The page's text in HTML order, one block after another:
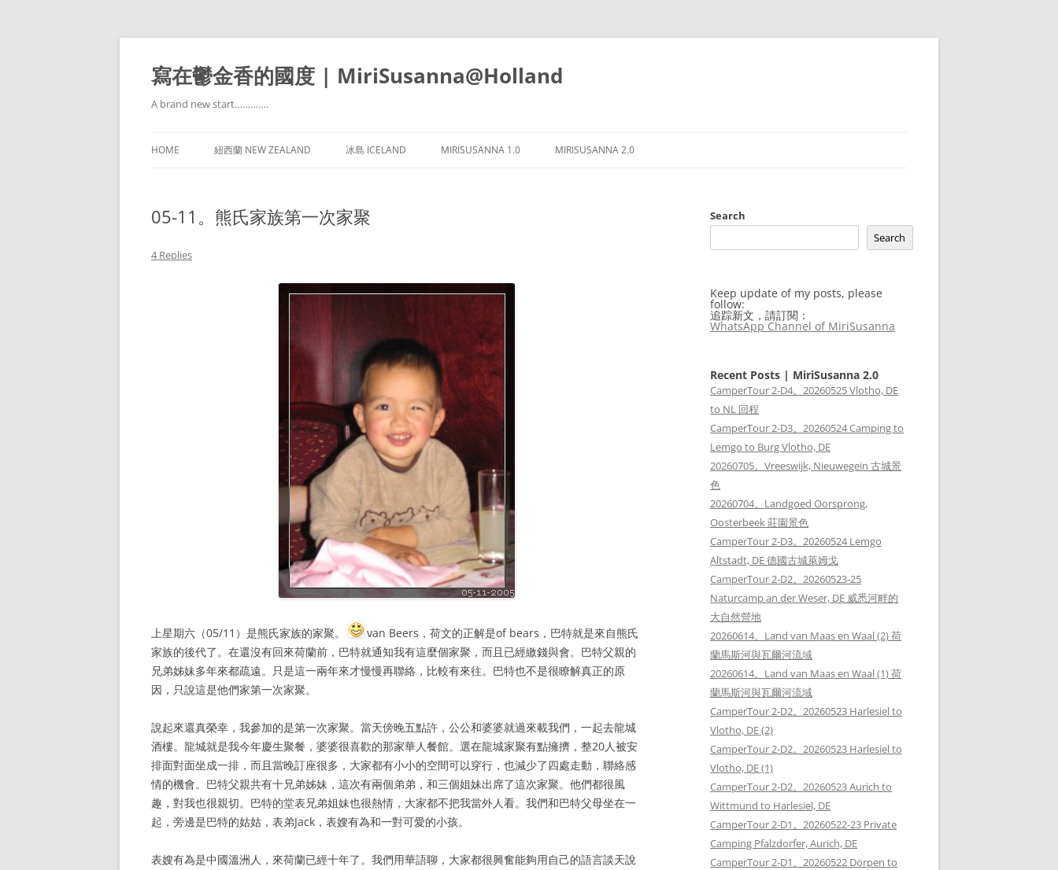
寫在鬱金香的國度 | MiriSusanna@Holland
A brand new start………….
HOME 紐西蘭 NEW ZEALAND 冰島 ICELAND MIRISUSANNA 1.0 MIRISUSANNA 2.0
05-11。熊氏家族第一次家聚
4 Replies
上星期六（05/11）是熊氏家族的家聚。
van Beers，荷文的正解是of bears，巴特就是來自熊氏
家族的後代了。在還沒有回來荷蘭前，巴特就通知我有這麼個家聚，而且已經繳錢與會。巴特父親的
兄弟姊妹多年來都疏遠。只是這一兩年來才慢慢再聯絡，比較有來往。巴特也不是很瞭解真正的原
因，只說這是他們家第一次家聚。
說起來還真榮幸，我參加的是第一次家聚。當天傍晚五點許，公公和婆婆就過來載我們，一起去龍城
酒樓。龍城就是我今年慶生聚餐，婆婆很喜歡的那家華人餐館。選在龍城家聚有點擁擠，整20人被安
排面對面坐成一排，而且當晚訂座很多，大家都有小小的空間可以穿行，也減少了四處走動，聯絡感
情的機會。巴特父親共有十兄弟姊妹，這次有兩個弟弟，和三個姐妹出席了這次家聚。他們都很風
趣，對我也很親切。巴特的堂表兄弟姐妹也很熱情，大家都不把我當外人看。我們和巴特父母坐在一
起，旁邊是巴特的姑姑，表弟Jack，表嫂有為和一對可愛的小孩。
表嫂有為是中國溫洲人，來荷蘭已經十年了。我們用華語聊，大家都很興奮能夠用自己的語言談天說
Search
Search
Keep update of my posts, please
follow:
追踪新文，請訂閱：
WhatsApp Channel of MiriSusanna
Recent Posts | MiriSusanna 2.0
CamperTour 2-D4。20260525 Vlotho, DE
to NL 回程
CamperTour 2-D3。20260524 Camping to
Lemgo to Burg Vlotho, DE
20260705。Vreeswijk, Nieuwegein 古城景
色
20260704。Landgoed Oorsprong,
Oosterbeek 莊園景色
CamperTour 2-D3。20260524 Lemgo
Altstadt, DE 德國古城萊姆戈
CamperTour 2-D2。20260523-25
Naturcamp an der Weser, DE 威悉河畔的
大自然營地
20260614。Land van Maas en Waal (2) 荷
蘭馬斯河與瓦爾河流域
20260614。Land van Maas en Waal (1) 荷
蘭馬斯河與瓦爾河流域
CamperTour 2-D2。20260523 Harlesiel to
Vlotho, DE (2)
CamperTour 2-D2。20260523 Harlesiel to
Vlotho, DE (1)
CamperTour 2-D2。20260523 Aurich to
Wittmund to Harlesiel, DE
CamperTour 2-D1。20260522-23 Private
Camping Pfalzdorfer, Aurich, DE
CamperTour 2-D1。20260522 Dörpen to